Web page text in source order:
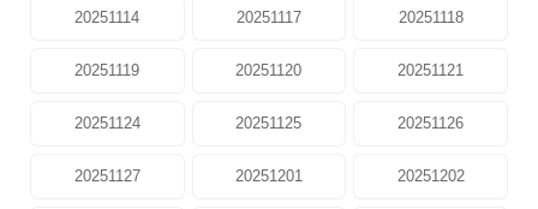
20251114 20251117 20251118
20251119 20251120 20251121
20251124 20251125 20251126
20251127 20251201 20251202